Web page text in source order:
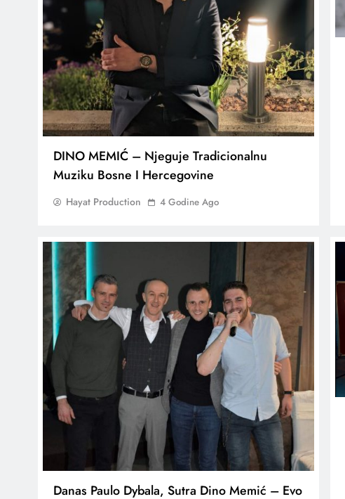
DINO MEMIĆ – Njeguje Tradicionalnu
Muziku Bosne I Hercegovine
Hayat Production 4 Godine Ago
Danas Paulo Dybala, Sutra Dino Memić – Evo